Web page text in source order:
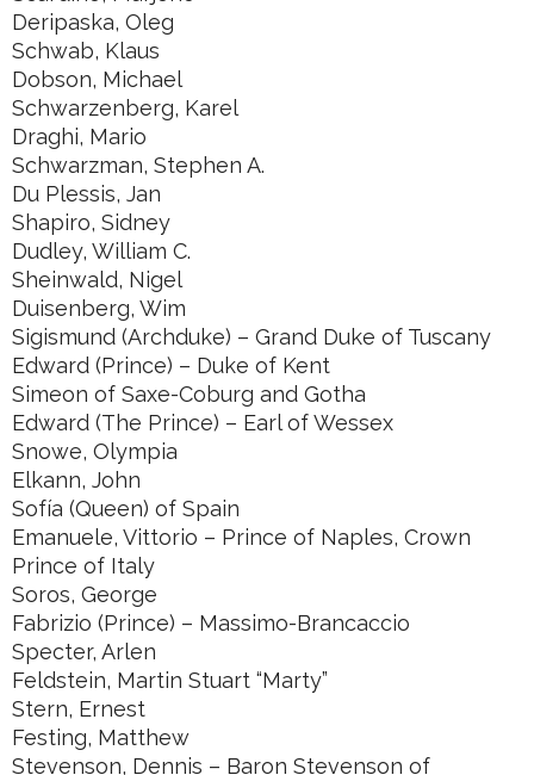
Deripaska, Oleg
Schwab, Klaus
Dobson, Michael
Schwarzenberg, Karel
Draghi, Mario
Schwarzman, Stephen A.
Du Plessis, Jan
Shapiro, Sidney
Dudley, William C.
Sheinwald, Nigel
Duisenberg, Wim
Sigismund (Archduke) – Grand Duke of Tuscany
Edward (Prince) – Duke of Kent
Simeon of Saxe-Coburg and Gotha
Edward (The Prince) – Earl of Wessex
Snowe, Olympia
Elkann, John
Sofía (Queen) of Spain
Emanuele, Vittorio – Prince of Naples, Crown
Prince of Italy
Soros, George
Fabrizio (Prince) – Massimo-Brancaccio
Specter, Arlen
Feldstein, Martin Stuart “Marty”
Stern, Ernest
Festing, Matthew
Stevenson, Dennis – Baron Stevenson of